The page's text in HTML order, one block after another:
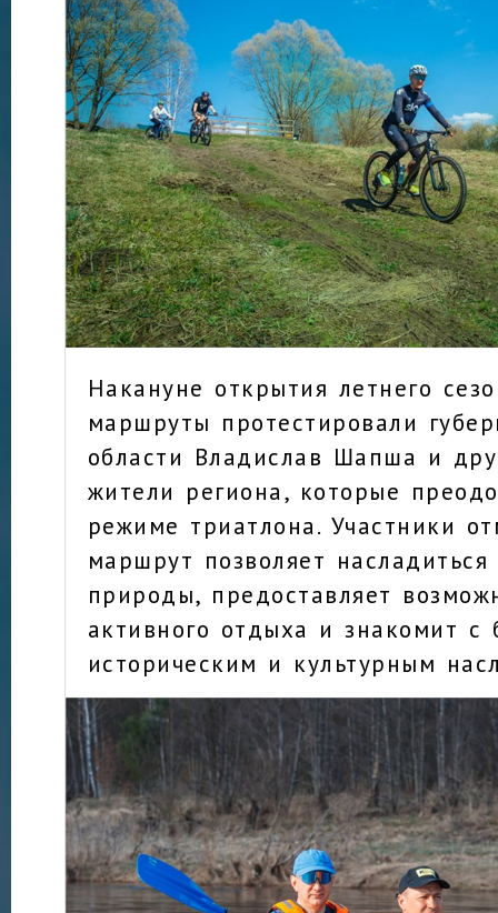
Накануне открытия летнего
маршруты протестировали
области Владислав Шапша и
жители региона, которые
режиме триатлона. Участники
маршрут позволяет насладиться
природы, предоставляет
активного отдыха и знакомит с
историческим и культурным